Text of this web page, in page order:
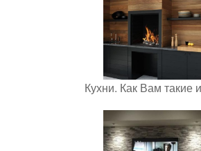
Кухни. Как Вам такие